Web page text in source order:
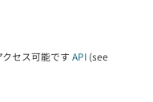
セス可能です API (see